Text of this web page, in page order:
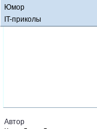
Юмор
IT-приколы
Автор